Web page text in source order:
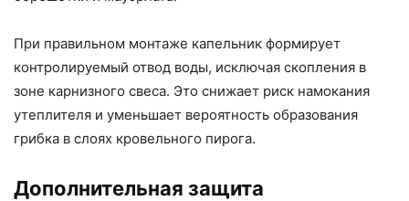
При правильном монтаже капельник формирует
контролируемый отвод воды, исключая скопления в
зоне карнизного свеса. Это снижает риск намокания
утеплителя и уменьшает вероятность образования
грибка в слоях кровельного пирога.
Дополнительная защита